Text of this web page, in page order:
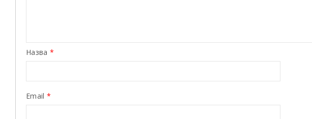
Назва *
Email *